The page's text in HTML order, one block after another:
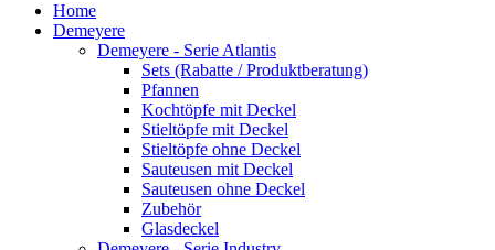
Home
Demeyere
Demeyere - Serie Atlantis
Sets (Rabatte / Produktberatung)
Pfannen
Kochtöpfe mit Deckel
Stieltöpfe mit Deckel
Stieltöpfe ohne Deckel
Sauteusen mit Deckel
Sauteusen ohne Deckel
Zubehör
Glasdeckel